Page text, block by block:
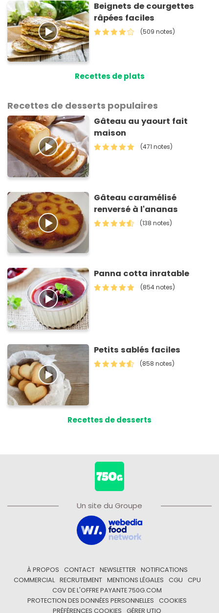
Beignets de courgettes
râpées faciles
(509 notes)
Recettes de plats
Recettes de desserts populaires
Gâteau au yaourt fait
maison
(471 notes)
Gâteau caramélisé
renversé à l'ananas
(138 notes)
Panna cotta inratable
(854 notes)
Petits sablés faciles
(858 notes)
Recettes de desserts
Un site du Groupe
À PROPOS CONTACT NEWSLETTER
NOTIFICATIONS
COMMERCIAL
RECRUTEMENT MENTIONS LÉGALES CGU
CPU
CGV DE L'OFFRE PAYANTE 750G.COM
PROTECTION DES DONNÉES PERSONNELLES
COOKIES
PRÉFÉRENCES COOKIES
GÉRER UTIQ